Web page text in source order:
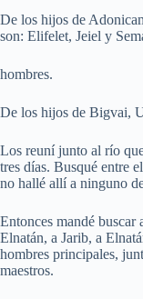
De los hijos de
son: Elifelet, Jeiel y
hombres.
De los hijos de Bigvai,
Los reuní junto al río
tres días. Busqué entre
no hallé allí a ninguno
Entonces mandé buscar
Elnatán, a Jarib, a
hombres principales,
maestros.